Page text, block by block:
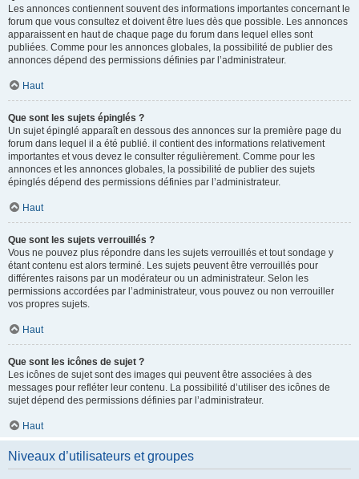
Les annonces contiennent souvent des informations importantes concernant le
forum que vous consultez et doivent être lues dès que possible. Les annonces
apparaissent en haut de chaque page du forum dans lequel elles sont
publiées. Comme pour les annonces globales, la possibilité de publier des
annonces dépend des permissions définies par l’administrateur.
Haut
Que sont les sujets épinglés ?
Un sujet épinglé apparaît en dessous des annonces sur la première page du
forum dans lequel il a été publié. il contient des informations relativement
importantes et vous devez le consulter régulièrement. Comme pour les
annonces et les annonces globales, la possibilité de publier des sujets
épinglés dépend des permissions définies par l’administrateur.
Haut
Que sont les sujets verrouillés ?
Vous ne pouvez plus répondre dans les sujets verrouillés et tout sondage y
étant contenu est alors terminé. Les sujets peuvent être verrouillés pour
différentes raisons par un modérateur ou un administrateur. Selon les
permissions accordées par l’administrateur, vous pouvez ou non verrouiller
vos propres sujets.
Haut
Que sont les icônes de sujet ?
Les icônes de sujet sont des images qui peuvent être associées à des
messages pour refléter leur contenu. La possibilité d’utiliser des icônes de
sujet dépend des permissions définies par l’administrateur.
Haut
Niveaux d’utilisateurs et groupes